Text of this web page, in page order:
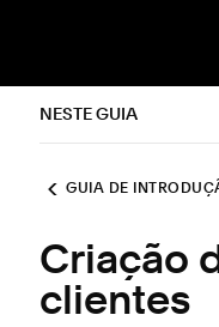
NESTE GUIA
GUIA DE
Criação
clientes